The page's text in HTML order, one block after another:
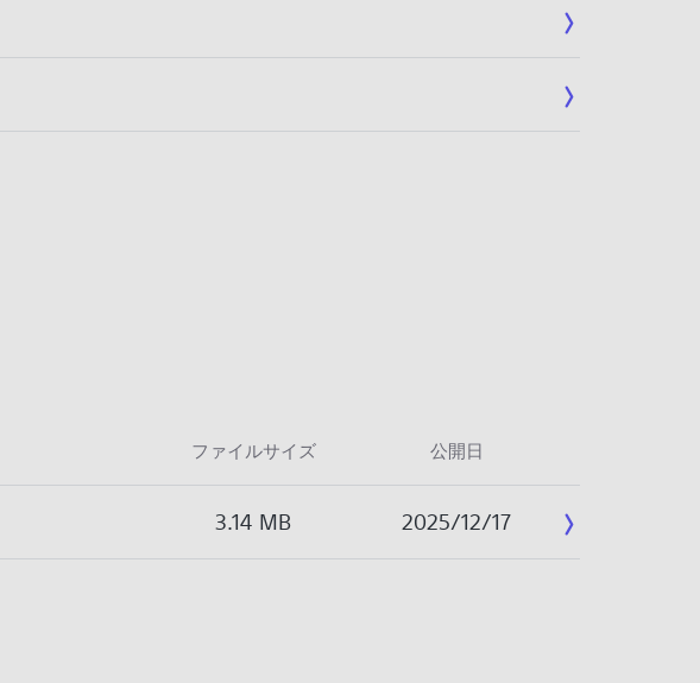
ファイルサイズ 公開日
3.14 MB 2025/12/17